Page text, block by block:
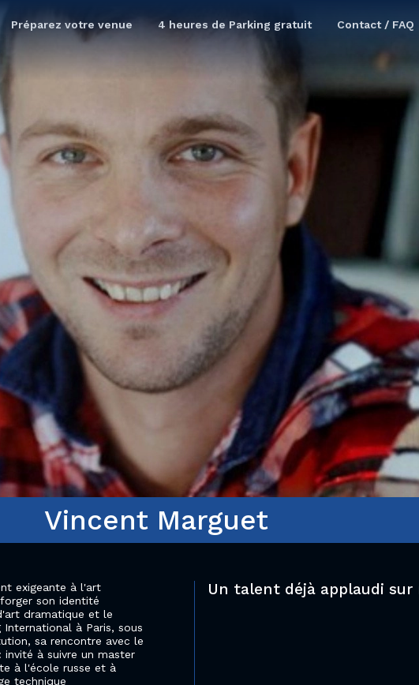
Préparez votre venue 4 heures de Parking gratuit Contact / FAQ
Vincent Marguet
exigeante à l'art
son identité
dramatique et le
à Paris, sous
sa rencontre avec le
à suivre un master
à l'école russe et à
technique
Un talent déjà applaudi sur